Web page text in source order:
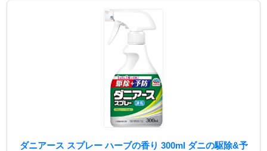
ダニアース スプレー ハーブの香り 300ml ダニの駆除&予